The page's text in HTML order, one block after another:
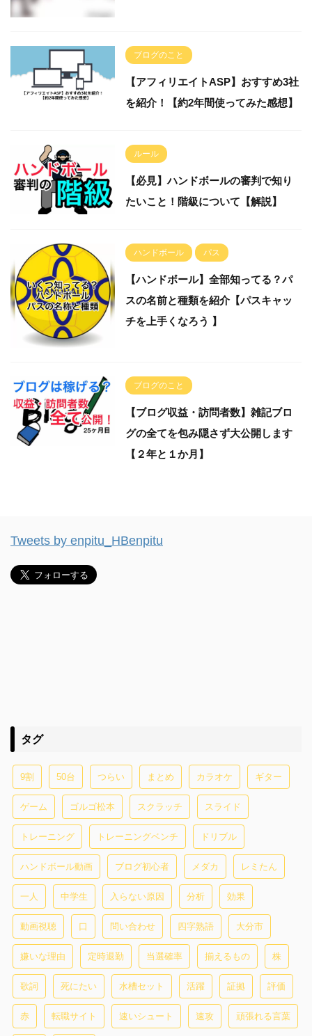
ブログのこと
【アフィリエイトASP】おすすめ3社
を紹介！【約2年間使ってみた感想】
ルール
【必見】ハンドボールの審判で知り
たいこと！階級について【解説】
ハンドボール パス
【ハンドボール】全部知ってる？パ
スの名前と種類を紹介【パスキャッ
チを上手くなろう 】
ブログのこと
【ブログ収益・訪問者数】雑記ブロ
グの全てを包み隠さず大公開します
【２年と１か月】
Tweets by enpitu_HBenpitu
タグ
9割 50台 つらい まとめ カラオケ ギター
ゲーム ゴルゴ松本 スクラッチ スライド
トレーニング トレーニングベンチ ドリブル
ハンドボール動画 ブログ初心者 メダカ レミたん
一人 中学生 入らない原因 分析 効果
動画視聴 口 問い合わせ 四字熟語 大分市
嫌いな理由 定時退勤 当選確率 揃えるもの 株
歌詞 死にたい 水槽セット 活躍 証拠 評価
赤 転職サイト 速いシュート 速攻 頑張れる言葉